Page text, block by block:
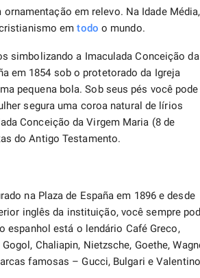
em relevo. Na Idade
emtodo o mundo.
simbolizando a Imaculada Conceição da
em 1854 sob o protetorado da Igreja
pequena bola. Sob seus pés você pode
segura uma coroa natural de lírios
Conceição da Virgem Maria (8 de
do Antigo Testamento.
na Plaza de España em 1896 e desde
inglês da instituição, você sempre
espanhol está o lendário Café Greco,
Chaliapin, Nietzsche, Goethe,
famosas – Gucci, Bulgari e